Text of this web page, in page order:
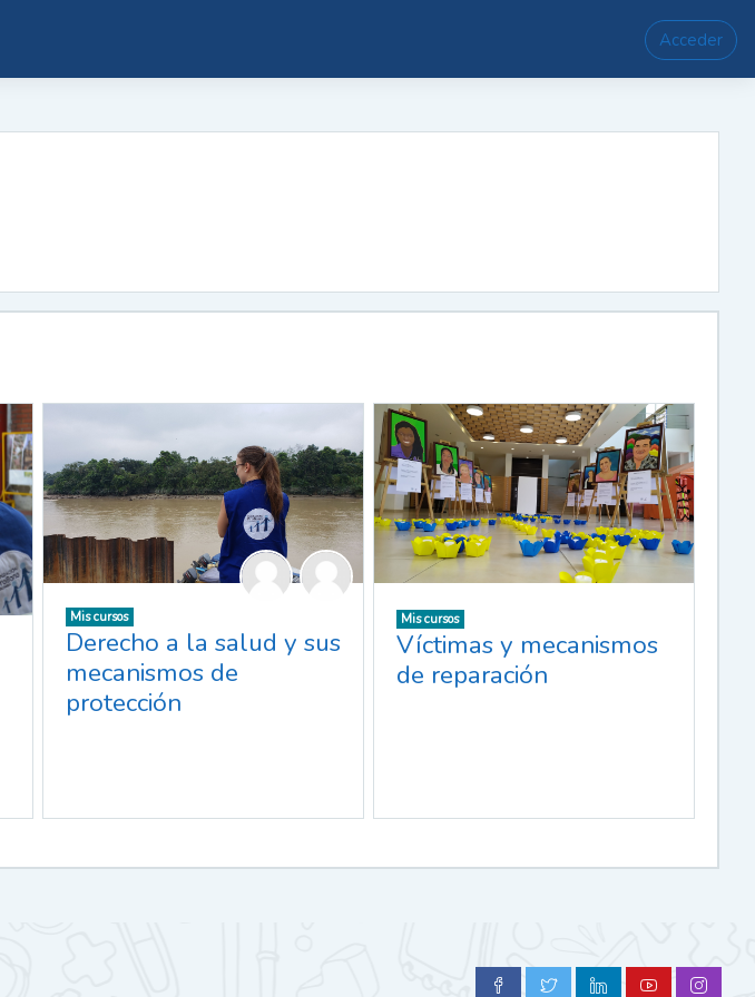
Acceder
Mis cursos
Derecho a la salud y sus
mecanismos de
protección
Mis cursos
Víctimas y mecanismos
de reparación